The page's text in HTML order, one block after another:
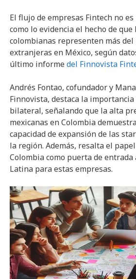
El flujo de empresas Fintech no
como lo evidencia el hecho de que
colombianas representen más del
extranjeras en México, según
último informedel Finnovista
Andrés Fontao, cofundador y
Finnovista, destaca la
bilateral, señalando que la alta
mexicanas en Colombia
capacidad de expansión de las
la región. Además, resalta el
Colombia como puerta de
Latina para estas empresas.